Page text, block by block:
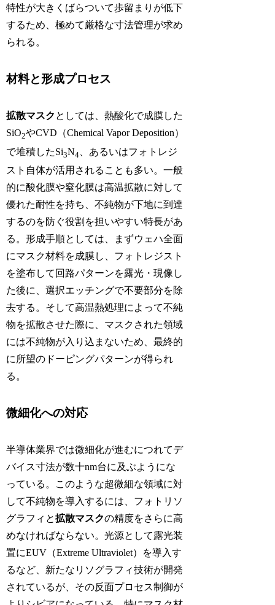
特性が大きくばらついて歩留まりが低下
するため、極めて厳格な寸法管理が求め
られる。
材料と形成プロセス
拡散マスク としては、熱酸化で成膜した
SiO2やCVD（Chemical Vapor Deposition）
で堆積したSi3N4 、あるいはフォトレジ
スト自体が活用されることも多い。一般
的に酸化膜や窒化膜は高温拡散に対して
優れた耐性を持ち、不純物が下地に到達
するのを防ぐ役割を担いやすい特長があ
る。形成手順としては、まずウェハ全面
にマスク材料を成膜し、フォトレジスト
を塗布して回路パターンを露光・現像し
た後に、選択エッチングで不要部分を除
去する。そして高温熱処理によって不純
物を拡散させた際に、マスクされた領域
には不純物が入り込まないため、最終的
に所望のドーピングパターンが得られ
る。
微細化への対応
半導体業界では微細化が進むにつれてデ
バイス寸法が数十nm台に及ぶようにな
っている。このような超微細な領域に対
して不純物を導入するには、フォトリソ
グラフィと拡散マスクの精度をさらに高
めなければならない。光源として露光装
置にEUV（Extreme Ultraviolet）を導入す
るなど、新たなリソグラフィ技術が開発
されているが、その反面プロセス制御が